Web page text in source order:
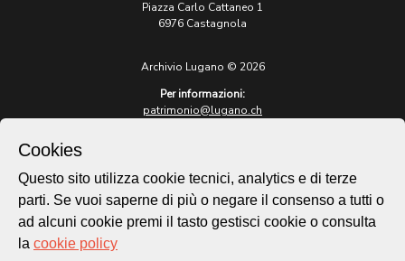
Piazza Carlo Cattaneo 1
6976 Castagnola
Archivio Lugano © 2026
Per informazioni:
patrimonio@lugano.ch
lugano.ch
Cookie policy
Cookies
Questo sito utilizza cookie tecnici, analytics e di terze
parti. Se vuoi saperne di più o negare il consenso a tutti o
ad alcuni cookie premi il tasto gestisci cookie o consulta
la cookie policy